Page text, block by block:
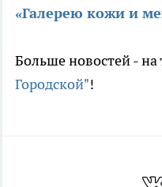
«Галерею кожи и
Больше новостей - на
Городской"!